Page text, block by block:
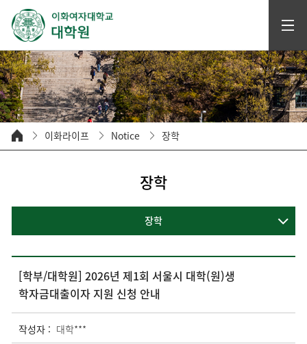
이화라이프 Notice 장학
장학
장학
[학부/대학원] 2026년 제1회 서울시 대학(원)생
학자금대출이자 지원 신청 안내
작성자 : 대학***